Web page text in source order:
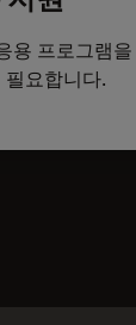
용 프로그램
요합니다.